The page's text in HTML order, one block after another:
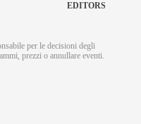
EDITORS
per le decisioni degli
prezzi o annullare eventi.